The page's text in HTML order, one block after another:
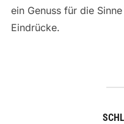
ein Genuss für die
Eindrücke.